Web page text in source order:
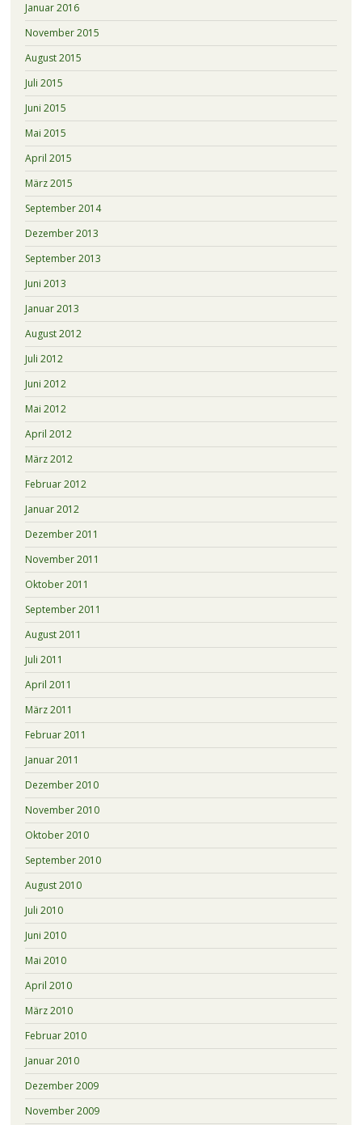
Januar 2016
November 2015
August 2015
Juli 2015
Juni 2015
Mai 2015
April 2015
März 2015
September 2014
Dezember 2013
September 2013
Juni 2013
Januar 2013
August 2012
Juli 2012
Juni 2012
Mai 2012
April 2012
März 2012
Februar 2012
Januar 2012
Dezember 2011
November 2011
Oktober 2011
September 2011
August 2011
Juli 2011
April 2011
März 2011
Februar 2011
Januar 2011
Dezember 2010
November 2010
Oktober 2010
September 2010
August 2010
Juli 2010
Juni 2010
Mai 2010
April 2010
März 2010
Februar 2010
Januar 2010
Dezember 2009
November 2009